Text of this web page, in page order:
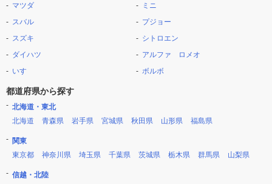
マツダ
スバル
スズキ
ダイハツ
いすゞ
ミニ
プジョー
シトロエン
アルファ ロメオ
ボルボ
都道府県から探す
北海道・東北
北海道
青森県 岩手県 宮城県 秋田県 山形県 福島県
関東
東京都
神奈川県 埼玉県 千葉県 茨城県 栃木県 群馬県 山梨県
信越・北陸